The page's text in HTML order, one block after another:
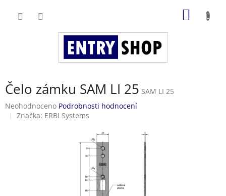
Čelo zámku SAM LI 25 SAM LI 25
Průměrné
hodnocení
Neohodnoceno Podrobnosti hodnocení
Značka: ERBI Systems